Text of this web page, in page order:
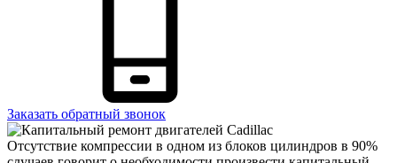
Заказать обратный звонок
Отсутствие компрессии в одном из блоков цилиндров в 90%